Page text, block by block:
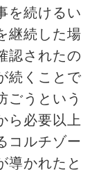
を続けるい
継続した場
認されたの
続くことで
ごうという
ら必要以上
コルチゾー
導かれたと